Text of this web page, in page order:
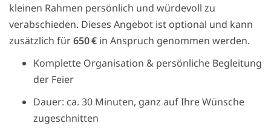
kleinen Rahmen persönlich und würdevoll zu
verabschieden. Dieses Angebot ist optional und kann
zusätzlich für650 € in Anspruch genommen werden.
Komplette Organisation & persönliche Begleitung
der Feier
Dauer: ca. 30 Minuten, ganz auf Ihre Wünsche
zugeschnitten